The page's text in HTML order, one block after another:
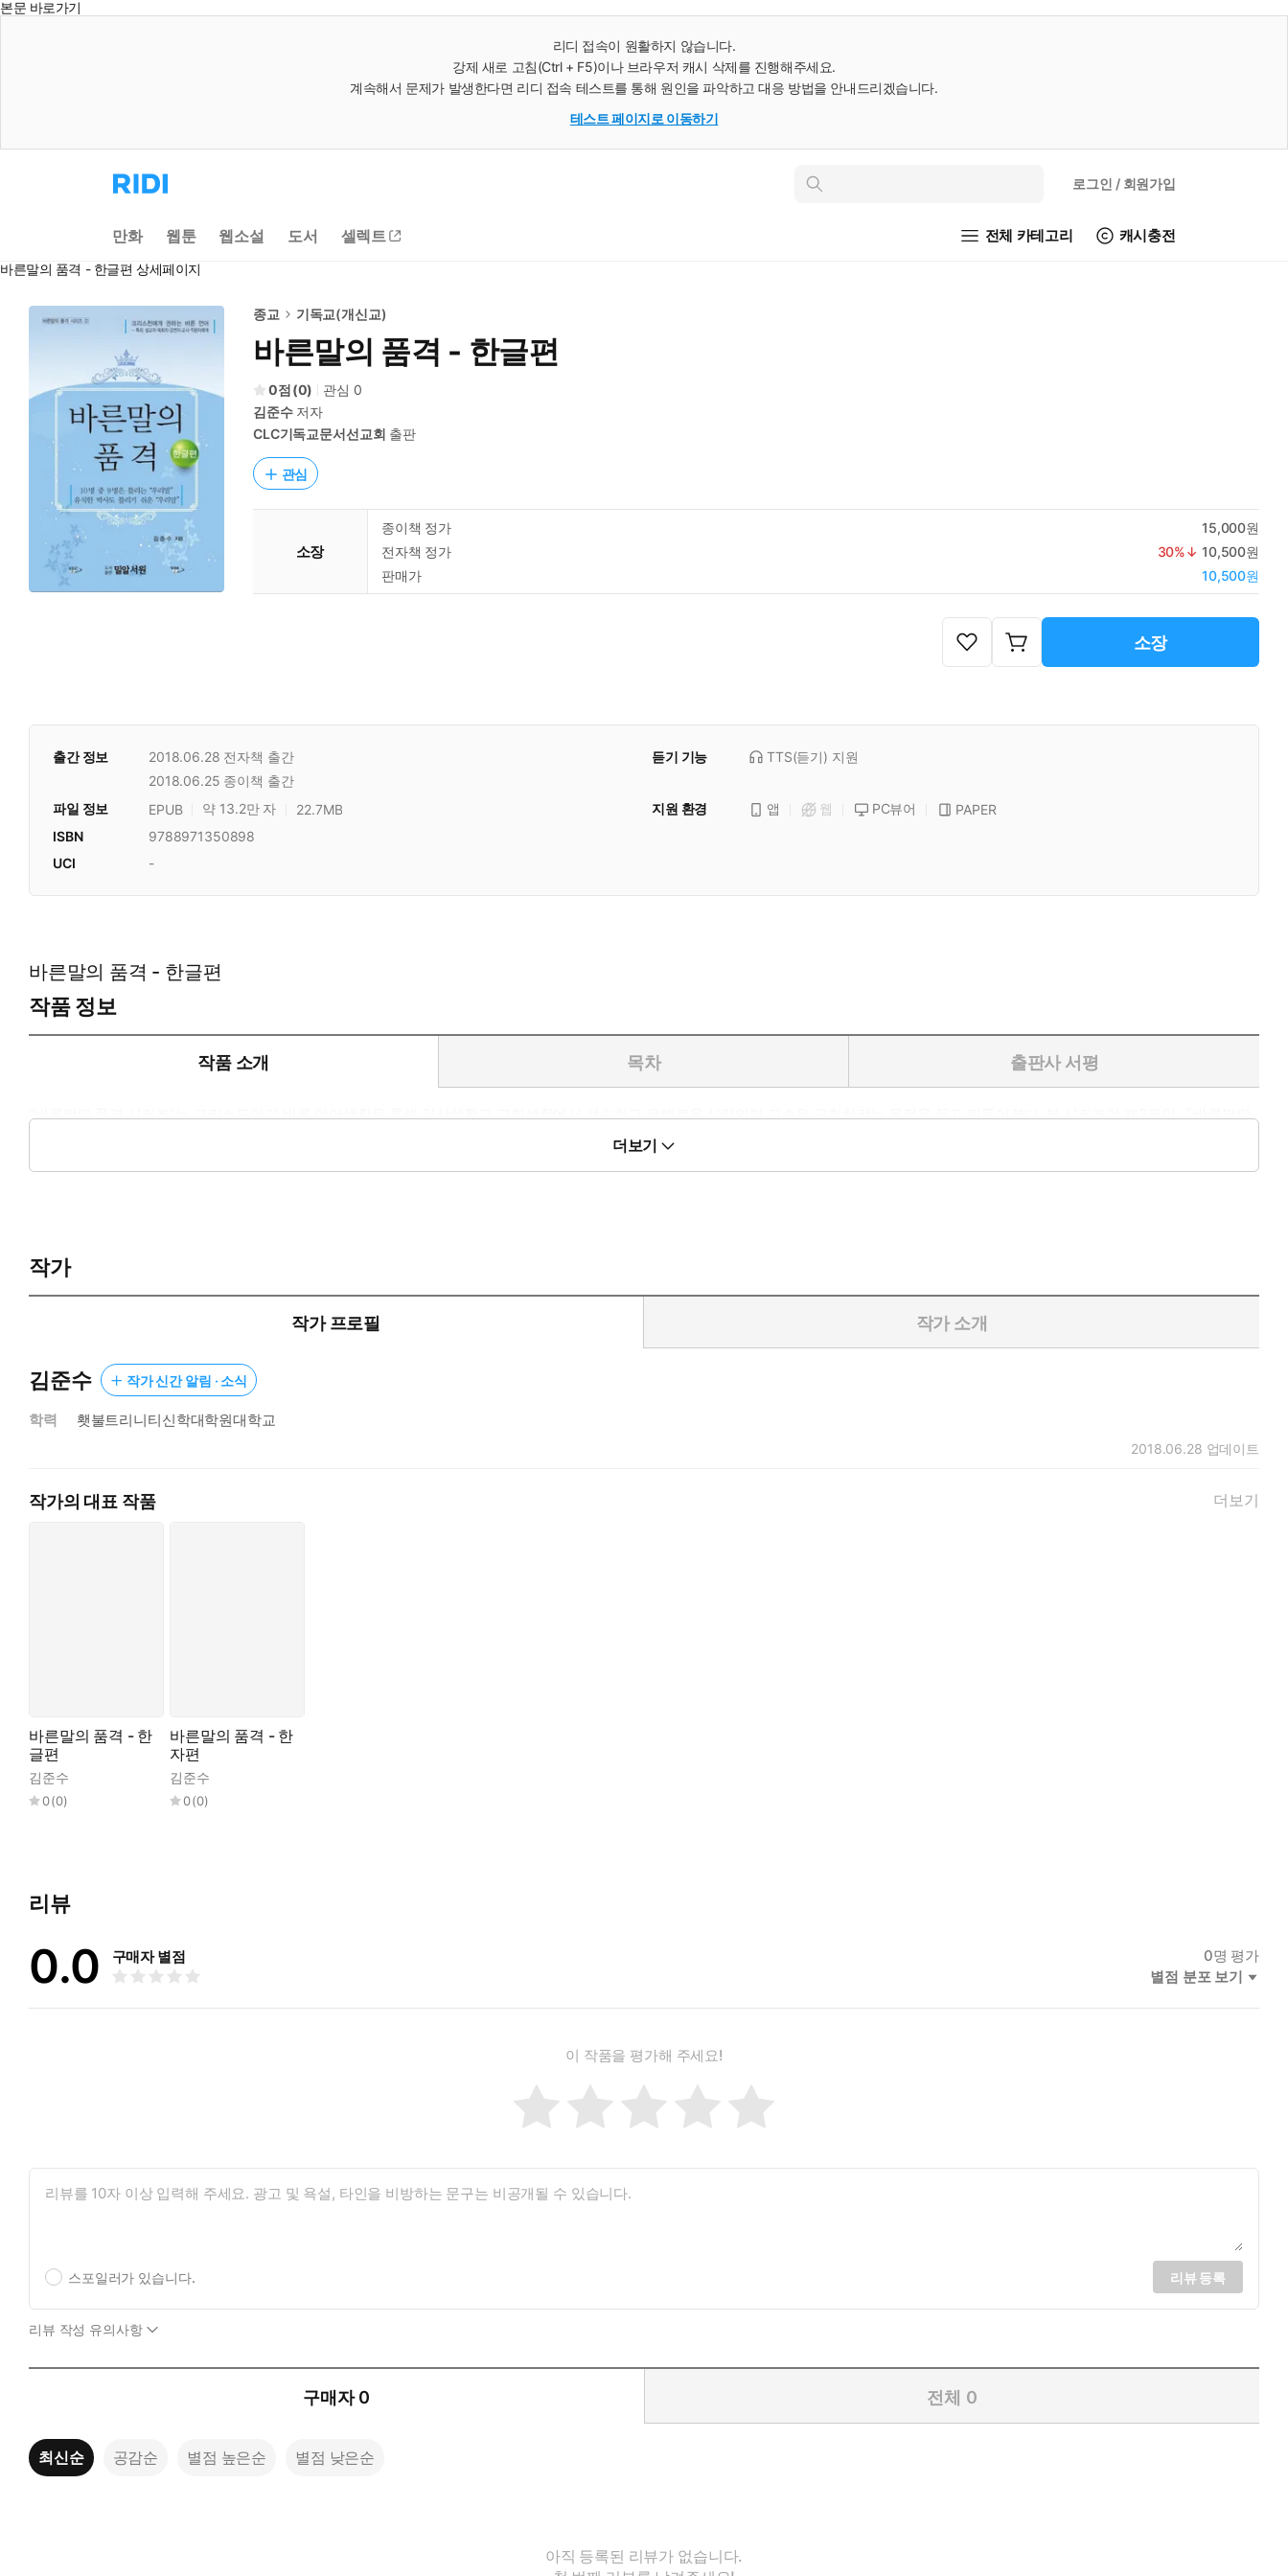
본문 바로가기
리디 접속이 원활하지 않습니다.
강제 새로 고침(Ctrl + F5)이나 브라우저 캐시 삭제를 진행해주세요.
계속해서 문제가 발생한다면 리디 접속 테스트를 통해 원인을 파악하고 대응 방법을 안내드리겠습니다.
테스트 페이지로 이동하기
리
디
으
로
동
인
로그인 / 회원가입
만화 웹툰 웹소설 도서 셀렉트 전체 카테고리 캐시충전
바른말의 품격 - 한글편 상세페이지
종교 기독교(개신교)
바른말의 품격 - 한글편
0 (0) 관심 0
김준수저자
CLC기독교문서선교회 출판
관심
소장
종이책 정가
15,000원
전자책 정가
30%↓ 10,500원
판매가
10,500원
소장
출간 정보 2018.06.28 전자책 출간
2018.06.25 종이책 출간
듣기 기능 TTS(듣기) 지원
파일 정보 EPUB 약 13.2만 자 22.7MB 지원 환경 앱 웹 PC뷰어
PAPER
ISBN
9788971350898
UCI
-
바른말의 품격 - 한글편
작품 정보
작품 소개 목차 출판사 서평
“바른말의 품격 시리즈”는 그리스도인의 바른 언어생활을 통해 일상생활과 교회생활에서 성숙하고 은혜로운 신앙인의 모습을 구현하려는 목적을 두고 만들어졌다. 본 시리즈의 제2권인 『바른말의
품격-한글편』은 일상생활, 특히 교회와 신앙의 가정에서 자주 틀리는 우리말 100여 개와 거기서 파생되는 단어들까지 합한 일천여 개 가까운 어휘들의 의미, 유래, 쓰임새 등을 시대감각에 맞는 해설
과 함께 한글 맞춤법과 표준어 규정 및 외래어 표기법에 따라 쉽고 명확하게 설명해 준다. 그리스도인의 품격 있는 언어생활을 위한 필독서이다.
더보기
작가
작가 프로필 작가 소개
김준수 작가 신간 알림 · 소식
학력 횃불트리니티신학대학원대학교
2018.06.28 업데이트
작가의 대표 작품 더보기
바른말의 품격 - 한
글편
김준수
0(0)
바른말의 품격 - 한
자편
김준수
0(0)
리뷰
0.0 구매자 별점 0명 평가
별점 분포 보기
이 작품을 평가해 주세요!
스포일러가 있습니다. 리뷰 등록
리뷰 작성 유의사항
구매자 0 전체 0
최신순 공감순 별점 높은순 별점 낮은순
아직 등록된 리뷰가 없습니다.